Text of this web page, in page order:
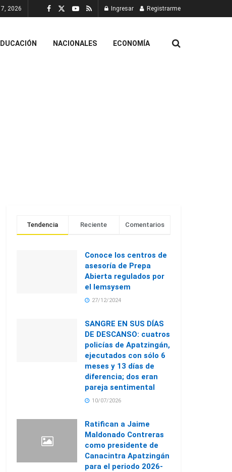
2026 Ingresar Registrarme
NACIONALES ECONOMÍA
Tendencia Reciente Comentarios
Conoce los centros de
asesoría de Prepa
Abierta regulados por
el Iemsysem
27/12/2024
SANGRE EN SUS DÍAS
DE DESCANSO: cuatros
policías de Apatzingán,
ejecutados con sólo 6
meses y 13 días de
diferencia; dos eran
pareja sentimental
10/07/2026
Ratifican a Jaime
Maldonado Contreras
como presidente de
Canacintra Apatzingán
para el periodo 2026-